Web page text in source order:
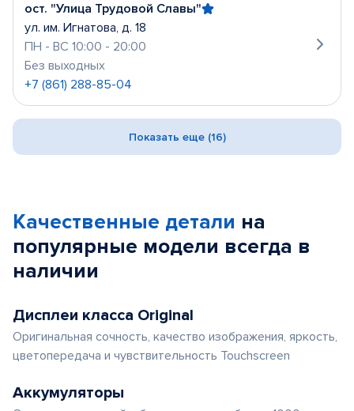
ост. "Улица Трудовой Славы"
ул. им. Игнатова, д. 18
ПН - ВС 10:00 - 20:00
Без выходных
+7 (861) 288-85-04
Показать еще (16)
Качественные детали на
популярные модели всегда в
наличии
Дисплеи класса Original
Оригинальная сочность, качество изображения, яркость,
цветопередача и чувствительность Touchscreen
Аккумуляторы